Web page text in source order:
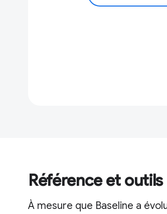
Référence et outils
À mesure que Baseline a